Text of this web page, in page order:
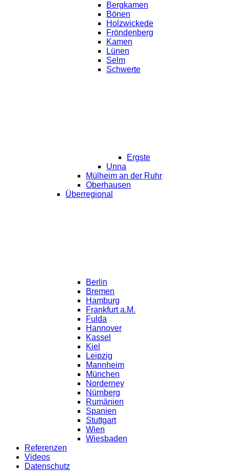
Bergkamen
Bönen
Holzwickede
Fröndenberg
Kamen
Lünen
Selm
Schwerte
Ergste
Unna
Mülheim an der Ruhr
Oberhausen
Überregional
Berlin
Bremen
Hamburg
Frankfurt a.M.
Fulda
Hannover
Kassel
Kiel
Leipzig
Mannheim
München
Norderney
Nürnberg
Rumänien
Spanien
Stuttgart
Wien
Wiesbaden
Referenzen
Videos
Datenschutz